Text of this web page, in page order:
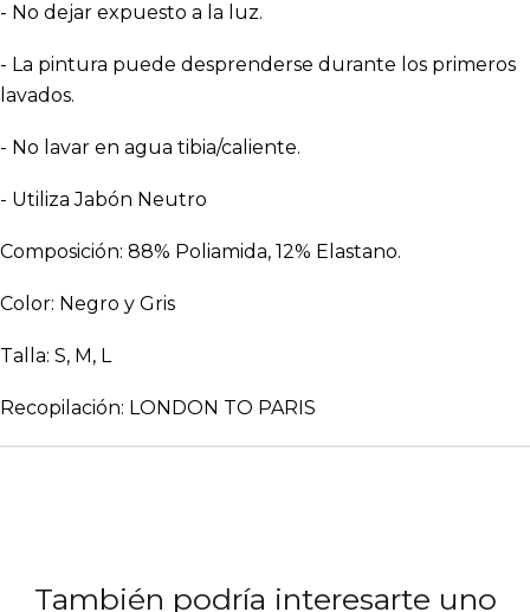
- No dejar expuesto a la luz.
- La pintura puede desprenderse durante los primeros
lavados.
- No lavar en agua tibia/caliente.
- Utiliza Jabón Neutro
Composición: 88% Poliamida, 12% Elastano.
Color: Negro y Gris
Talla: S, M, L
Recopilación: LONDON TO PARIS
También podría interesarte uno